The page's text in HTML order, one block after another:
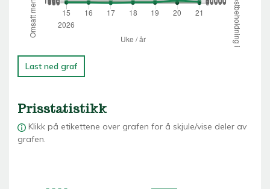
Last ned graf
Prisstatistikk
Klikk på etikettene over grafen for å skjule/vise deler av
grafen.